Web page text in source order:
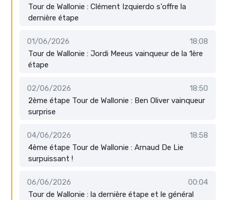
Tour de Wallonie : Clément Izquierdo s'offre la
dernière étape
01/06/2026
18:08
Tour de Wallonie : Jordi Meeus vainqueur de la 1ère
étape
02/06/2026
18:50
2ème étape Tour de Wallonie : Ben Oliver vainqueur
surprise
04/06/2026
18:58
4ème étape Tour de Wallonie : Arnaud De Lie
surpuissant !
06/06/2026
00:04
Tour de Wallonie : la dernière étape et le général